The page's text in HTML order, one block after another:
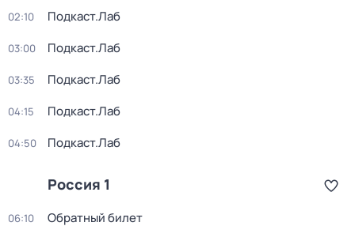
02:10 Подкаст.Лаб
03:00 Подкаст.Лаб
03:35 Подкаст.Лаб
04:15 Подкаст.Лаб
04:50 Подкаст.Лаб
Россия 1
06:10 Обратный билет